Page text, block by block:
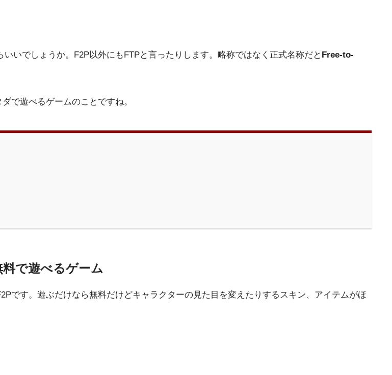
いでしょうか。F2P以外にもFTPと言ったりします。略称ではなく正式名称だと Free-to-
で遊べるゲームのことですね。
で遊べるゲーム
です。遊ぶだけなら無料だけどキャラクターの見た目を変えたりするスキン、アイテムがほ